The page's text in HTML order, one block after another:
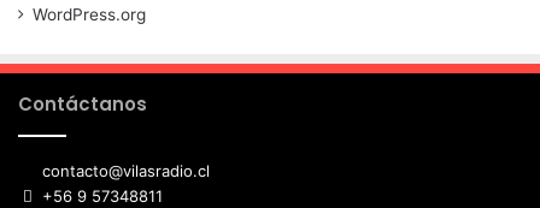
WordPress.org
Contáctanos
contacto@vilasradio.cl
+56 9 57348811